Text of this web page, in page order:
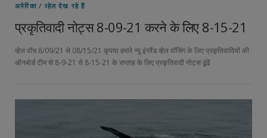
अमेरिका/व्हेल देख रहे हैं
प्रकृतिवादी नोट्स 8-09-21 करने के लिए 8-15-21
व्हेल वॉच 8/09/21 से 08/15/21 कृपया हमारे न्यू इंग्लैंड व्हेल वॉचिंग के लिए प्रकृतिवादियों की
ऑनबोर्ड टीम से 8-9-21 से 8-15-21 के सप्ताह के लिए प्रकृतिवादी नोट्स ढूंढें